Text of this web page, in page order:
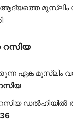
മുസ്ലിം
ഏക മുസ്ലിം
ഡൽഹിയിൽ